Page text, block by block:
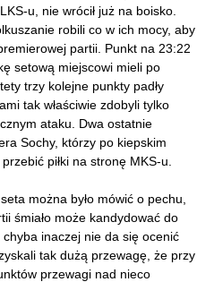
u, nie wrócił już na boisko.
robili co w ich mocy, aby
partii. Punkt na 23:22
setową miejscowi mieli po
trzy kolejne punkty padły
tak właściwie zdobyli tylko
ataku. Dwa ostatnie
Sochy, którzy po kiepskim
piłki na stronę MKS-u.
można było mówić o pechu,
śmiało może kandydować do
inaczej nie da się ocenić
tak dużą przewagę, że przy
przewagi nad nieco